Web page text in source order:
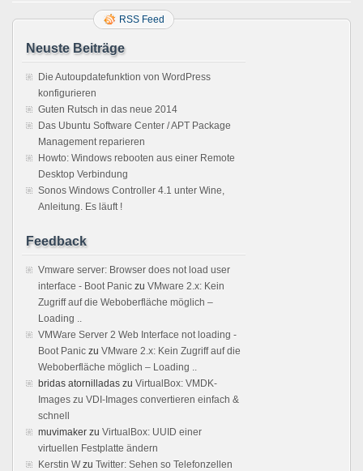
RSS Feed
Neuste Beiträge
Die Autoupdatefunktion von WordPress
konfigurieren
Guten Rutsch in das neue 2014
Das Ubuntu Software Center / APT Package
Management reparieren
Howto: Windows rebooten aus einer Remote
Desktop Verbindung
Sonos Windows Controller 4.1 unter Wine,
Anleitung. Es läuft !
Feedback
Vmware server: Browser does not load user
interface - Boot Panic zu VMware 2.x: Kein
Zugriff auf die Weboberfläche möglich –
Loading ..
VMWare Server 2 Web Interface not loading -
Boot Panic zu VMware 2.x: Kein Zugriff auf die
Weboberfläche möglich – Loading ..
bridas atornilladas zu VirtualBox: VMDK-
Images zu VDI-Images convertieren einfach &
schnell
muvimaker zu VirtualBox: UUID einer
virtuellen Festplatte ändern
Kerstin Wzu Twitter: Sehen so Telefonzellen